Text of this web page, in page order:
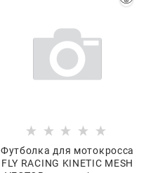
Футболка для мотокросса
FLY RACING KINETIC MESH